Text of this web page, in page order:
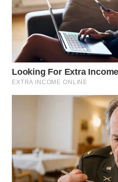
SAMOSIR
WN
PADANG
LAWAS
WN
WN
KEPULAUAN
SERIBU